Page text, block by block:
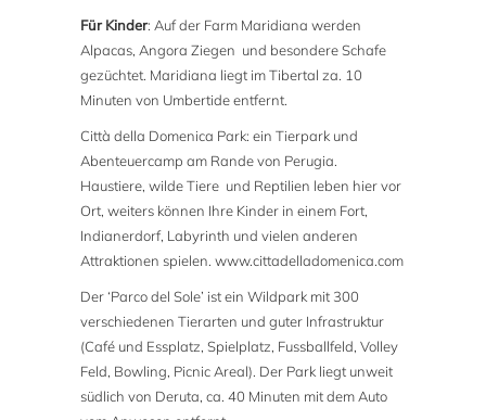
Für Kinder: Auf der Farm Maridiana werden
Alpacas, Angora Ziegen und besondere Schafe
gezüchtet. Maridiana liegt im Tibertal za. 10
Minuten von Umbertide entfernt.
Città della Domenica Park: ein Tierpark und
Abenteuercamp am Rande von Perugia.
Haustiere, wilde Tiere und Reptilien leben hier vor
Ort, weiters können Ihre Kinder in einem Fort,
Indianerdorf, Labyrinth und vielen anderen
Attraktionen spielen. www.cittadelladomenica.com
Der ‘Parco del Sole’ ist ein Wildpark mit 300
verschiedenen Tierarten und guter Infrastruktur
(Café und Essplatz, Spielplatz, Fussballfeld, Volley
Feld, Bowling, Picnic Areal). Der Park liegt unweit
südlich von Deruta, ca. 40 Minuten mit dem Auto